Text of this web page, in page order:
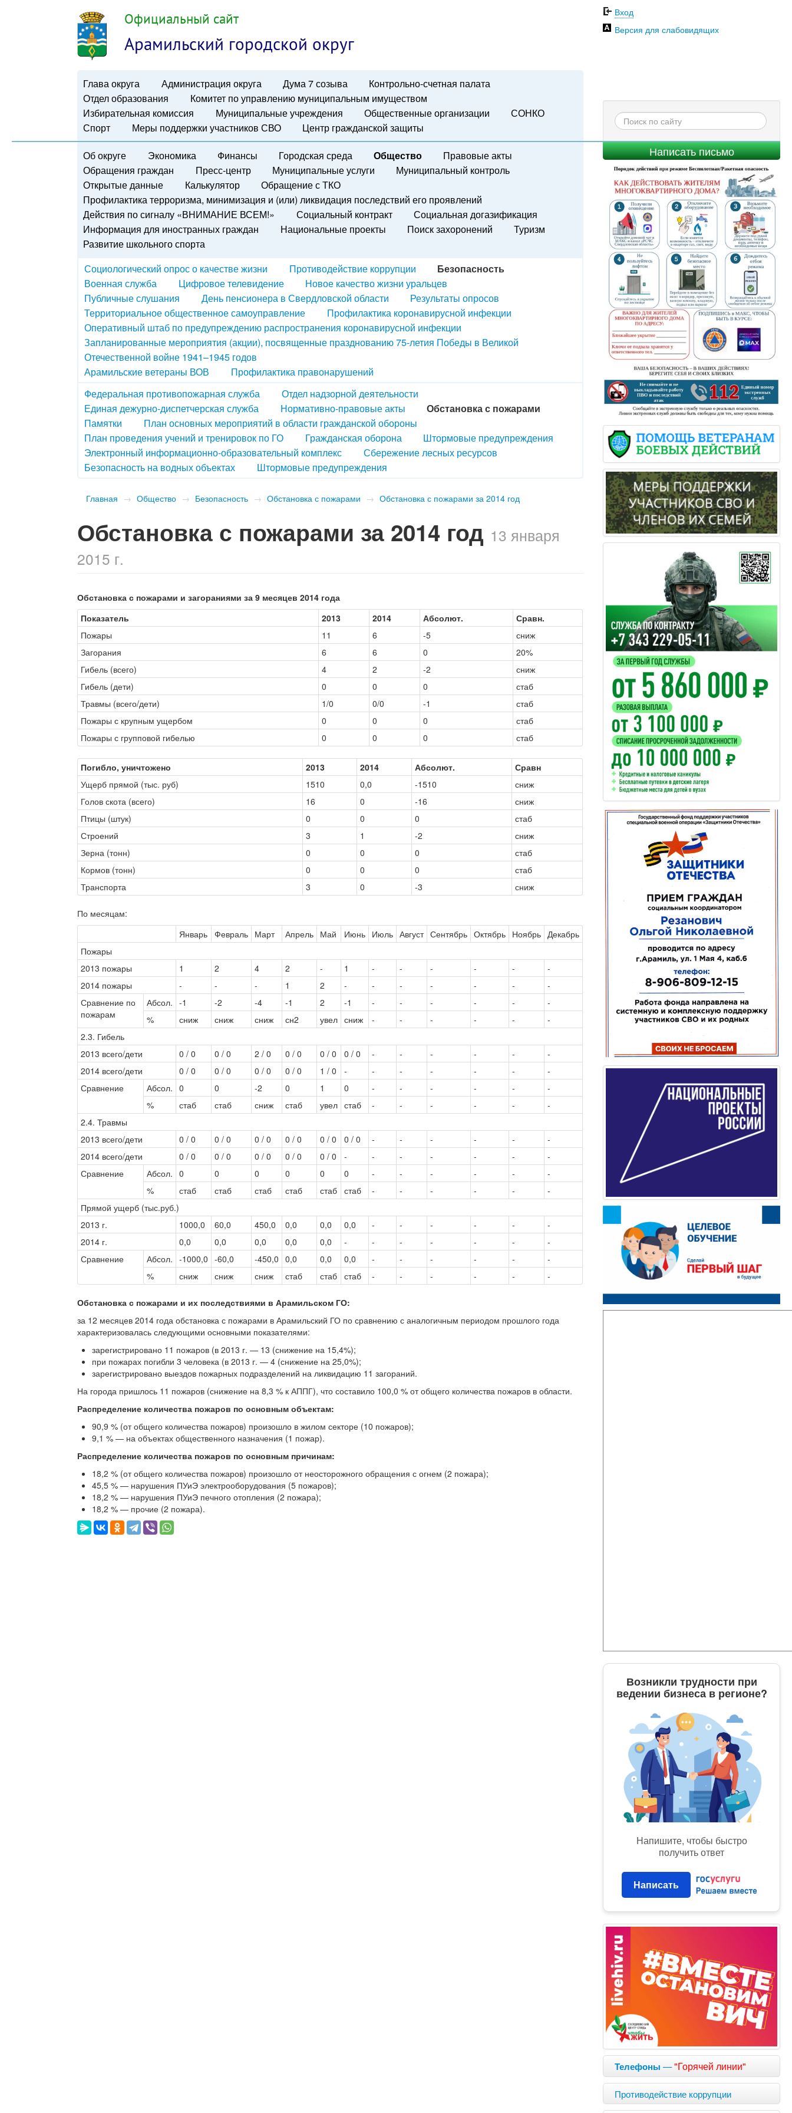
Официальный сайт
Арамильский городской округ
Глава округа Администрация округа Дума 7 созыва
Контрольно-счетная палата
Отдел образования
Комитет по управлению муниципальным имуществом
Избирательная комиссия
Муниципальные учреждения Общественные организации
СОНКО
Спорт
Меры поддержки участников СВО Центр гражданской защиты
Вход
Версия для слабовидящих
Написать письмо
Об округе Экономика Финансы Городская среда Общество
Правовые акты
Обращения граждан
Пресс-центр Муниципальные услуги
Муниципальный контроль
Открытые данные
Калькулятор
Обращение с ТКО
Профилактика терроризма, минимизация и (или) ликвидация последствий его проявлений
Действия по сигналу «ВНИМАНИЕ ВСЕМ!»
Социальный контракт
Социальная догазификация
Информация для иностранных граждан
Национальные проекты Поиск захоронений
Туризм
Развитие школьного спорта
Социологический опрос о качестве жизни
Противодействие коррупции
Безопасность
Военная служба
Цифровое телевидение
Новое качество жизни уральцев
Публичные слушания
День пенсионера в Свердловской области
Результаты опросов
Территориальное общественное самоуправление
Профилактика коронавирусной инфекции
Оперативный штаб по предупреждению распространения коронавирусной инфекции
Запланированные мероприятия (акции), посвященные празднованию 75-летия Победы в Великой
Отечественной войне 1941–1945 годов
Арамильские ветераны ВОВ
Профилактика правонарушений
Федеральная противопожарная служба
Отдел надзорной деятельности
Единая дежурно-диспетчерская служба
Нормативно-правовые акты
Обстановка с пожарами
Памятки
План основных мероприятий в области гражданской обороны
План проведения учений и тренировок по ГО
Гражданская оборона
Штормовые предупреждения
Электронный информационно-образовательный комплекс
Сбережение лесных ресурсов
Безопасность на водных объектах
Штормовые предупреждения
Главная → Общество → Безопасность → Обстановка с пожарами → Обстановка с пожарами за 2014 год
Обстановка с пожарами за 2014 год 13 января
2015 г.
Обстановка с пожарами и загораниями за 9 месяцев 2014 года
Показатель
2013 2014 Абсолют.
Сравн.
Пожары
11 6 -5
сниж
Загорания
6 6 0
20%
Гибель (всего)
4 2 -2
сниж
Гибель (дети)
0 0 0
стаб
Травмы (всего/дети)
1/0 0/0 -1
стаб
Пожары с крупным ущербом
0 0 0
стаб
Пожары с групповой гибелью
0 0 0 стаб
Погибло, уничтожено 2013 2014 Абсолют.
Сравн
Ущерб прямой (тыс. руб)
1510 0,0 -1510
сниж
Голов скота (всего)
16 0 -16
сниж
Птицы (штук)
0 0 0
стаб
Строений
3 1 -2
сниж
Зерна (тонн)
0 0 0
стаб
Кормов (тонн)
0 0 0
стаб
Транспорта
3 0 -3 сниж
По месяцам:
Январь
Февраль Март Апрель Май Июнь Июль Август Сентябрь Октябрь Ноябрь Декабрь
Пожары
2013 пожары
1 2 4 2 - 1 - - - - -
-
2014 пожары
- - - 1 2 - - - - - -
-
Сравнение по
пожарам
Абсол. -1 -2 -4 -1 2 -1 - - - - -
-
%
сниж сниж сниж сн2 увел сниж - - - - -
-
2.3. Гибель
2013 всего/дети
0 / 0 0 / 0 2 / 0 0 / 0 0 / 0 0 / 0 - - - - -
-
2014 всего/дети
0 / 0 0 / 0 0 / 0 0 / 0 1 / 0 - - - - - -
-
Сравнение
Абсол. 0 0 -2 0 1 0 - - - - -
-
%
стаб стаб сниж стаб увел стаб - - - - -
-
2.4. Травмы
2013 всего/дети
0 / 0 0 / 0 0 / 0 0 / 0 0 / 0 0 / 0 - - - - -
-
2014 всего/дети
0 / 0 0 / 0 0 / 0 0 / 0 0 / 0 - - - - - -
-
Сравнение
Абсол. 0 0 0 0 0 0 - - - - -
-
%
стаб стаб стаб стаб стаб стаб - - - - -
-
Прямой ущерб (тыс.руб.)
2013 г.
1000,0 60,0 450,0 0,0 0,0 0,0 - - - - -
-
2014 г.
0,0 0,0 0,0 0,0 0,0 - - - - - -
-
Сравнение
Абсол. -1000,0 -60,0 -450,0 0,0 0,0 0,0 - - - - -
-
%
сниж сниж сниж стаб стаб стаб - - - - - -
Обстановка с пожарами и их последствиями в Арамильском ГО:
за 12 месяцев 2014 года обстановка с пожарами в Арамильский ГО по сравнению с аналогичным периодом прошлого года
характеризовалась следующими основными показателями:
зарегистрировано 11 пожаров (в 2013 г. — 13 (снижение на 15,4%);
при пожарах погибли 3 человека (в 2013 г. — 4 (снижение на 25,0%);
зарегистрировано выездов пожарных подразделений на ликвидацию 11 загораний.
На города пришлось 11 пожаров (снижение на 8,3 % к АППГ), что составило 100,0 % от общего количества пожаров в области.
Распределение количества пожаров по основным объектам:
90,9 % (от общего количества пожаров) произошло в жилом секторе (10 пожаров);
9,1 % — на объектах общественного назначения (1 пожар).
Распределение количества пожаров по основным причинам:
18,2 % (от общего количества пожаров) произошло от неосторожного обращения с огнем (2 пожара);
45,5 % — нарушения ПУиЭ электрооборудования (5 пожаров);
18,2 % — нарушения ПУиЭ печного отопления (2 пожара);
18,2 % — прочие (2 пожара).
Возникли трудности при
ведении бизнеса в регионе?
Напишите, чтобы быстро
получить ответ
Написать
Телефоны —"Горячей линии"
Противодействие коррупции